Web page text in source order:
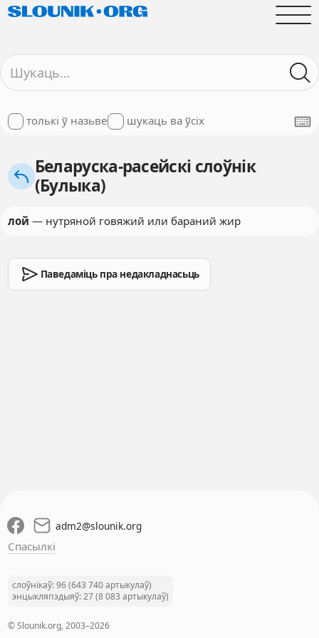
толькі ў назьве шукаць ва ўсіх
Беларуска-расейскі слоўнік
(Булыка)
лой — нутряной говяжий или бараний жир
Паведаміць пра недакладнасьць
adm2@slounik.org
Спасылкі
слоўнікаў: 96 (643 740 артыкулаў)
энцыкляпэдыяў: 27 (8 083 артыкулаў)
© Slounik.org, 2003–2026